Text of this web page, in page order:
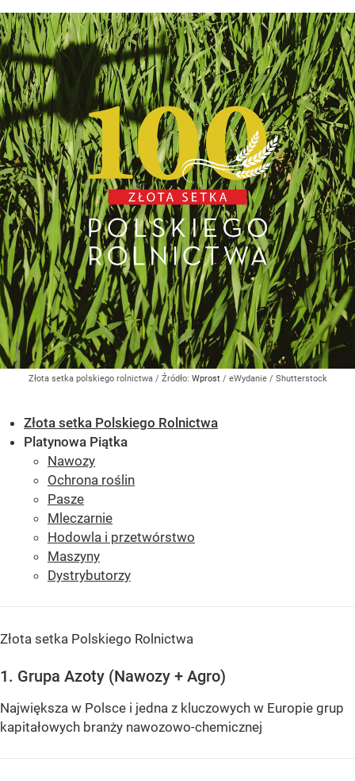
Złota setka polskiego rolnictwa / Źródło: Wprost / eWydanie / Shutterstock
Złota setka Polskiego Rolnictwa
Platynowa Piątka
Nawozy
Ochrona roślin
Pasze
Mleczarnie
Hodowla i przetwórstwo
Maszyny
Dystrybutorzy
Złota setka Polskiego Rolnictwa
1. Grupa Azoty (Nawozy + Agro)
Największa w Polsce i jedna z kluczowych w Europie grup
kapitałowych branży nawozowo-chemicznej